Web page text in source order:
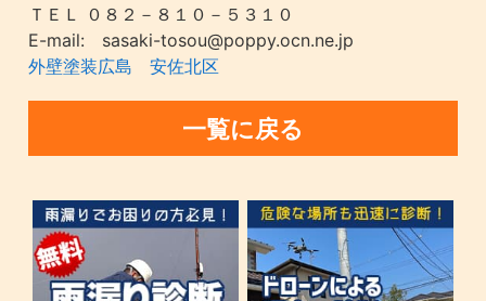
ＴＥＬ ０８２－８１０－５３１０
E-mail: sasaki-tosou@poppy.ocn.ne.jp
外壁塗装広島 安佐北区
一覧に戻る